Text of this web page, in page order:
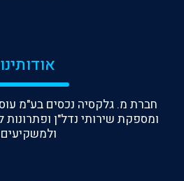
אודותינו
חברת מ. גלקסיה נכסים בע"מ
ומספקת שירותי נדל"ן ופתרונות